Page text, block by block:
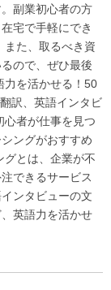
副業初心者の方
宅で手軽にでき
また、取るべき資
ので、ぜひ最後
力を活かせる！50
訳、英語インタビ
心者が仕事を見つ
ングがおすすめ
グとは、企業が不
できるサービス
ンタビューの文
英語力を活かせ